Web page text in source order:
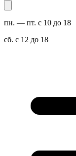
пн. — пт. с 10 до 18
сб. с 12 до 18